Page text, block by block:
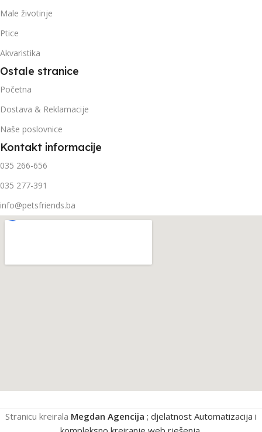
Male životinje
Ptice
Akvaristika
Ostale stranice
Početna
Dostava & Reklamacije
Naše poslovnice
Kontakt informacije
035 266-656
035 277-391
info@petsfriends.ba
Stranicu kreirala Megdan Agencija ; djelatnost Automatizacija i